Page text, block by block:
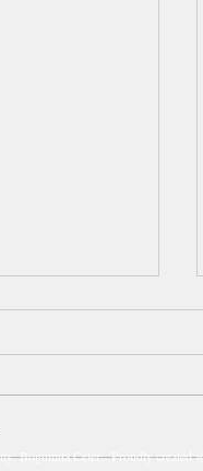
Bogumiła Celer;Proudly created